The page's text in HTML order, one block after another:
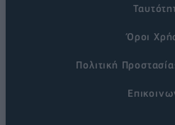
Όροι
Πολιτική